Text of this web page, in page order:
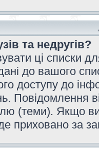
та недругів?
ці списки
до вашого
доступу до
Повідомлення
(теми). Якщо
приховано за